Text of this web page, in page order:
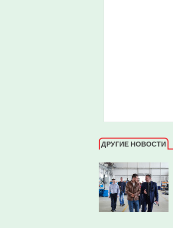
ДРУГИЕ НОВОСТИ